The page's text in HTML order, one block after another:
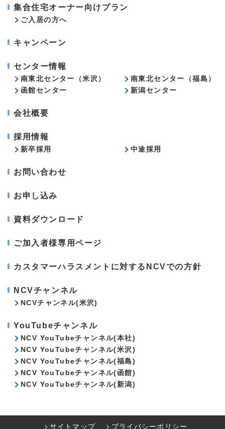
集合住宅オーナー向けプラン
ご入居の方へ
キャンペーン
センター情報
南東北センター（米沢）
南東北センター（福島）
函館センター
新潟センター
会社概要
採用情報
新卒採用 中途採用
お問い合わせ
お申し込み
資料ダウンロード
ご加入者様専用ページ
カスタマーハラスメントに対するNCVでの方針
NCVチャンネル
NCVチャンネル(米沢)
YouTubeチャンネル
NCV YouTubeチャンネル(本社)
NCV YouTubeチャンネル(米沢)
NCV YouTubeチャンネル(福島)
NCV YouTubeチャンネル(函館)
NCV YouTubeチャンネル(新潟)
サイトマップ プライバシーポリシー